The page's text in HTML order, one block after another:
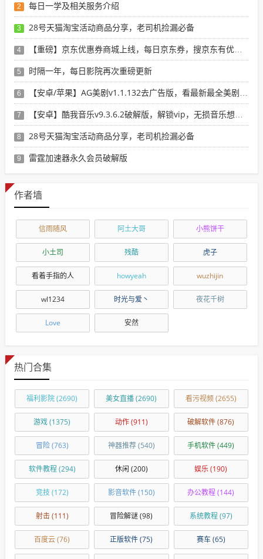
2 每日一学及相关服务介绍
3 28号天猫淘宝活动商品分享，老司机捡漏必备
4 【重磅】京东优惠券商城上线，每日京东券，搜京东有优惠的商品
5 时隔一年，每日影院再次重磅更新
6 【安卓/苹果】AG美剧v1.1.132去广告版，看最新最全美剧选这个就行了！
7 【安卓】酷我音乐v9.3.6.2破解版，解锁vip，无损音乐想下就下！
8 28号天猫淘宝活动商品分享，老司机捡漏必备
9 雷霆加速器永久会员破解版
作者墙
信雨随风 阿土大哥 小熊饼干
小土司 残酷 虎子
看着手指的人 howyeah wuzhijin
wl1234 时光与爱丶 夜花千树
Love 安然
热门合集
福利影院(2690) 美女直播(2690) 看污视频(2655)
游戏(1375) 动作(911) 破解软件(876)
冒险(763) 神器推荐(540) 手机软件(449)
软件教程(294) 休闲 (200) 娱乐(190)
竞技 (172) 影音软件(150) 办公教程(144)
射击(111) 冒险解谜(98) 系统教程(97)
百度云(76) 正版软件(75) 赛车(65)